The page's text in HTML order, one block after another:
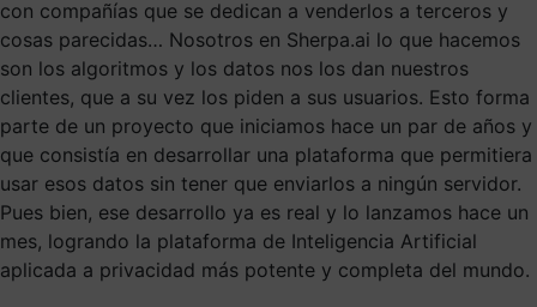
con compañías que se dedican a venderlos a terceros y
cosas parecidas… Nosotros en Sherpa.ai lo que hacemos
son los algoritmos y los datos nos los dan nuestros
clientes, que a su vez los piden a sus usuarios. Esto forma
parte de un proyecto que iniciamos hace un par de años y
que consistía en desarrollar una plataforma que permitiera
usar esos datos sin tener que enviarlos a ningún servidor.
Pues bien, ese desarrollo ya es real y lo lanzamos hace un
mes, logrando la plataforma de Inteligencia Artificial
aplicada a privacidad más potente y completa del mundo.